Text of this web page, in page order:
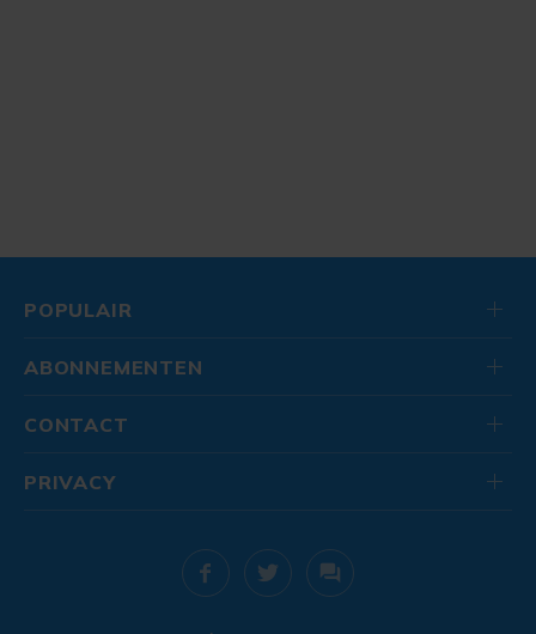
POPULAIR
ABONNEMENTEN
CONTACT
PRIVACY